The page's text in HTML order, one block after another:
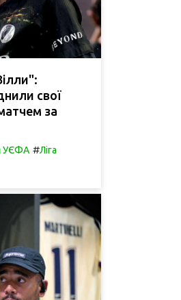
свої
за
УЄФА #Ліга